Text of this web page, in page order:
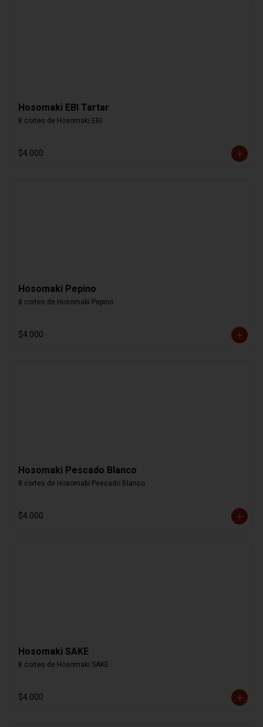
Hosomaki EBI Tartar
8 cortes de Hosomaki EBI
$4.000
Hosomaki Pepino
8 cortes de Hosomaki Pepino
$4.000
Hosomaki Pescado Blanco
8 cortes de Hosomaki Pescado Blanco
$4.000
Hosomaki SAKE
8 cortes de Hosomaki SAKE
$4.000